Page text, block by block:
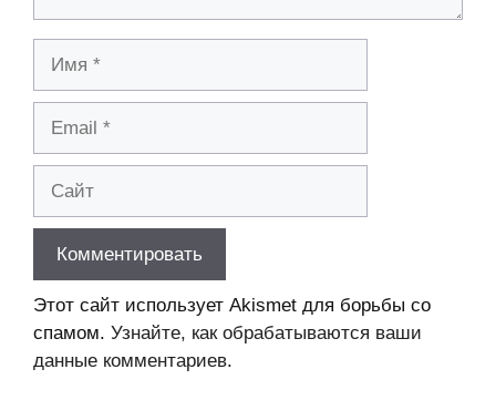
Этот сайт использует Akismet для борьбы со
спамом. Узнайте, как обрабатываются ваши
данные комментариев.